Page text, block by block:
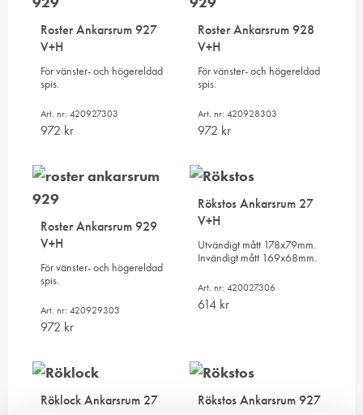
Roster Ankarsrum 927
V+H
För vänster- och högereldad
spis.
Art. nr: 420927303
972 kr
Roster Ankarsrum 928
V+H
För vänster- och högereldad
spis.
Art. nr: 420928303
972 kr
Roster Ankarsrum 929
V+H
För vänster- och högereldad
spis.
Art. nr: 420929303
972 kr
Rökstos Ankarsrum 27
V+H
Utvändigt mått 178x79mm.
Invändigt mått 169x68mm.
Art. nr: 420027306
614 kr
Röklock Ankarsrum 27
Rökstos Ankarsrum 927